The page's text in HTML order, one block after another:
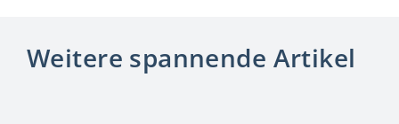
Weitere spannende Artikel